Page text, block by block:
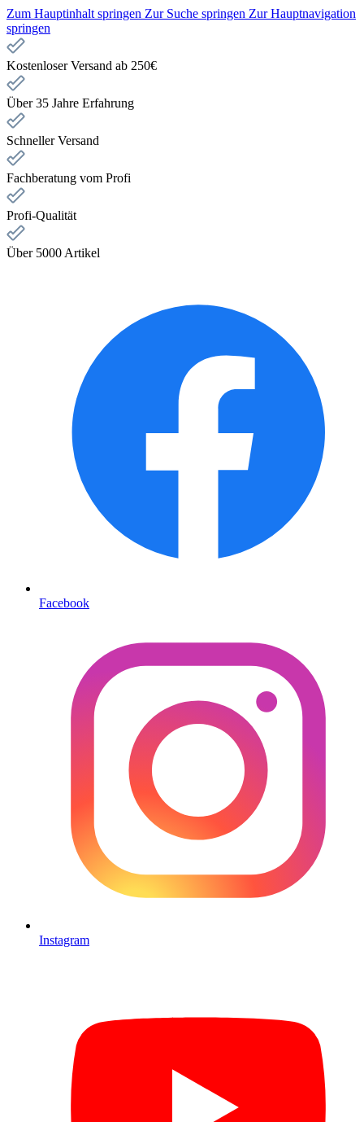
Zum Hauptinhalt springen Zur Suche springen Zur Hauptnavigation
springen
Kostenloser Versand ab 250€
Über 35 Jahre Erfahrung
Schneller Versand
Fachberatung vom Profi
Profi-Qualität
Über 5000 Artikel
Facebook
Instagram